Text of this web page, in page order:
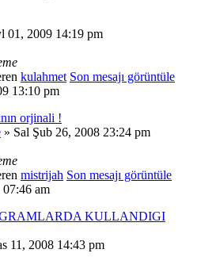
01, 2009 14:19 pm
kulahmet Son mesajı görüntüle
13:10 pm
orjinali !
» Sal Şub 26, 2008 23:24 pm
mistrijah Son mesajı görüntüle
am
KULLANDIGI
11, 2008 14:43 pm